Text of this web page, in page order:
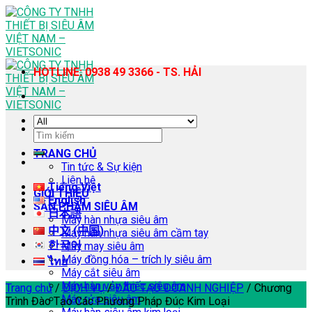
Skip
to
content
TRANG CHỦ
Tin tức & Sự kiện
Liên hệ
GIỚI THIỆU
SẢN PHẨM SIÊU ÂM
Máy hàn nhựa siêu âm
Máy hàn nhựa siêu âm cầm tay
Máy may siêu âm
Máy đồng hóa – trích ly siêu âm
Máy cắt siêu âm
Máy hàn vảy thiếc siêu âm
Máy rửa siêu âm
HOTLINE: 0938 49 3366 - TS. HẢI
Tìm
kiếm:
Tiếng Việt
English
日本語
中文 (中国)
한국어
ไทย
Trang chủ / DỊCH VỤ / ĐÀO TẠO DOANH NGHIỆP / Chương
Trình Đào Tạo Các Phương Pháp Đúc Kim Loại